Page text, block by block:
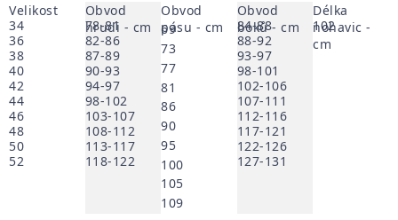
Velikost
34
36
38
40
42
44
46
48
50
52
Obvod
hrudi - cm
78-81
82-86
87-89
90-93
94-97
98-102
103-107
108-112
113-117
118-122
Obvod
pásu - cm
69
73
77
81
86
90
95
100
105
109
Obvod
boků - cm
84-88
88-92
93-97
98-101
102-106
107-111
112-116
117-121
122-126
127-131
Délka
nohavic -
cm
102